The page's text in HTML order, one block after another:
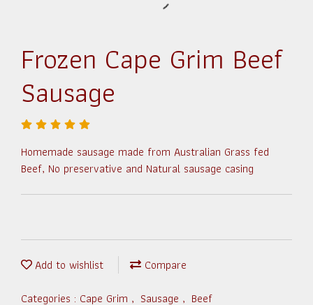
Frozen Cape Grim Beef
Sausage
Homemade sausage made from Australian Grass fed
Beef, No preservative and Natural sausage casing
Add to wishlist
Compare
Categories : Cape Grim , Sausage , Beef